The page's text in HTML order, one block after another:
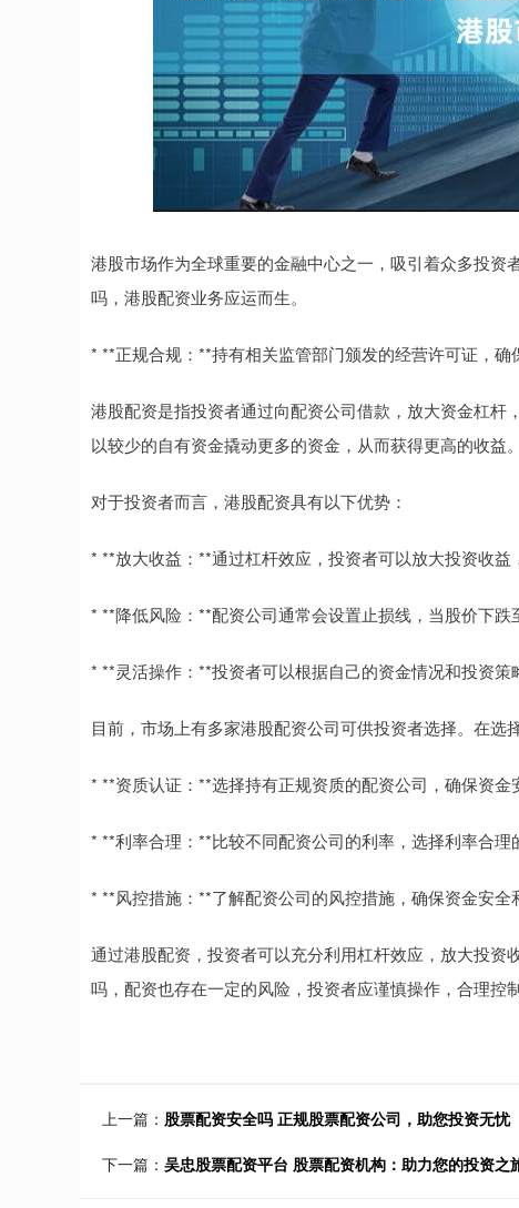
港股市场作为全球重要的金融中心之一，吸引着众多投
吗，港股配资业务应运而生。
* **正规合规：**持有相关监管部门颁发的经营许可证，确
港股配资是指投资者通过向配资公司借款，放大资金杠
以较少的自有资金撬动更多的资金，从而获得更高的收益。
对于投资者而言，港股配资具有以下优势：
* **放大收益：**通过杠杆效应，投资者可以放大投资收益
* **降低风险：**配资公司通常会设置止损线，当股价下跌
* **灵活操作：**投资者可以根据自己的资金情况和投资策
目前，市场上有多家港股配资公司可供投资者选择。在选
* **资质认证：**选择持有正规资质的配资公司，确保资金
* **利率合理：**比较不同配资公司的利率，选择利率合理
* **风控措施：**了解配资公司的风控措施，确保资金安全
通过港股配资，投资者可以充分利用杠杆效应，放大投
吗，配资也存在一定的风险，投资者应谨慎操作，合理控
上一篇： 股票配资安全吗 正规股票配资公司，助您投资无忧
下一篇： 吴忠股票配资平台 股票配资机构：助力您的投资之